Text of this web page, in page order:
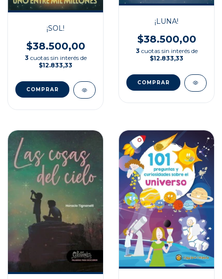
¡SOL!
$38.500,00
3 cuotas sin interés de
$12.833,33
¡LUNA!
$38.500,00
3 cuotas sin interés de
$12.833,33